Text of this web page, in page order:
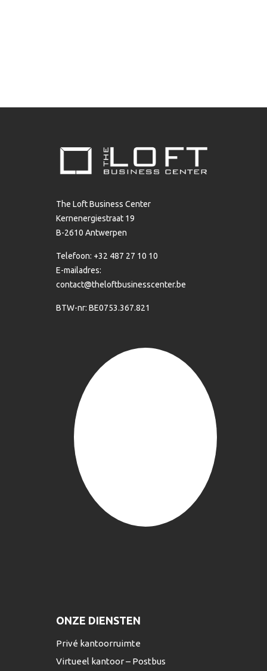
The Loft Business Center
Kernenergiestraat 19
B-2610 Antwerpen
Telefoon: +32 487 27 10 10
E-mailadres:
contact@theloftbusinesscenter.be
BTW-nr: BE0753.367.821
ONZE DIENSTEN
Privé kantoorruimte
Virtueel kantoor – Postbus